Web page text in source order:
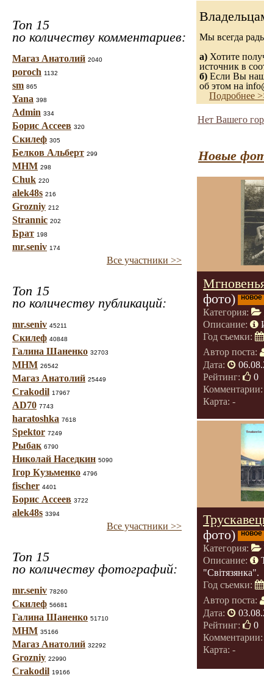
Топ 15
по количеству комментариев:
Магаз Анатолий 2040
poroch 1132
sm 865
Yana 398
Admin 334
Борис Ассеев 320
Скилеф 305
Белков Альберт 299
МНМ 298
Chuk 220
alek48s 216
Grozniy 212
Strannic 202
Брат 198
mr.seniv 174
Все участники >>
Топ 15
по количеству публикаций:
mr.seniv 45211
Скилеф 40848
Галина Шаненко 32703
МНМ 26542
Магаз Анатолий 25449
Crakodil 17967
AD70 7743
haratoshka 7618
Spektor 7249
Рыбак 6790
Николай Наседкин 5090
Ігор Кузьменко 4796
fischer 4401
Борис Ассеев 3722
alek48s 3394
Все участники >>
Топ 15
по количеству фотографий:
mr.seniv 78260
Скилеф 56681
Галина Шаненко 51710
МНМ 35166
Магаз Анатолий 32292
Grozniy 22990
Crakodil 19166
Мы всегда
а) Хотите
источник в
б) Если Вы
об этом на
Подробнее
Нет Вашего
Новые
фото)
новое
Категория:
Описание:
Год съемки:
Автор поста:
Дата:
Рейтинг:
0
Комментарии:
Карта: -
фото)
новое
Категория:
Описание:
"Світязянка".
Год съемки:
Автор поста:
Дата:
Рейтинг:
0
Комментарии:
Карта: -